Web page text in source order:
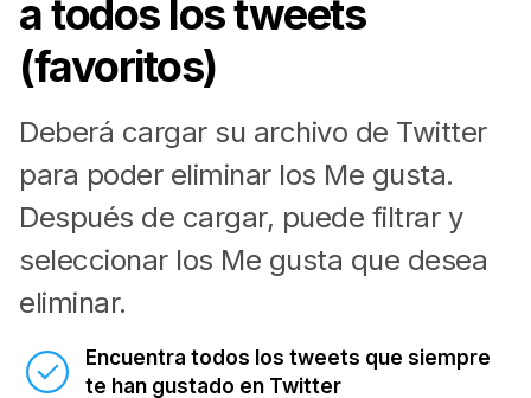
a todos los tweets
(favoritos)
Deberá cargar su archivo de Twitter
para poder eliminar los Me gusta.
Después de cargar, puede filtrar y
seleccionar los Me gusta que desea
eliminar.
Encuentra todos los tweets que siempre
te han gustado en Twitter